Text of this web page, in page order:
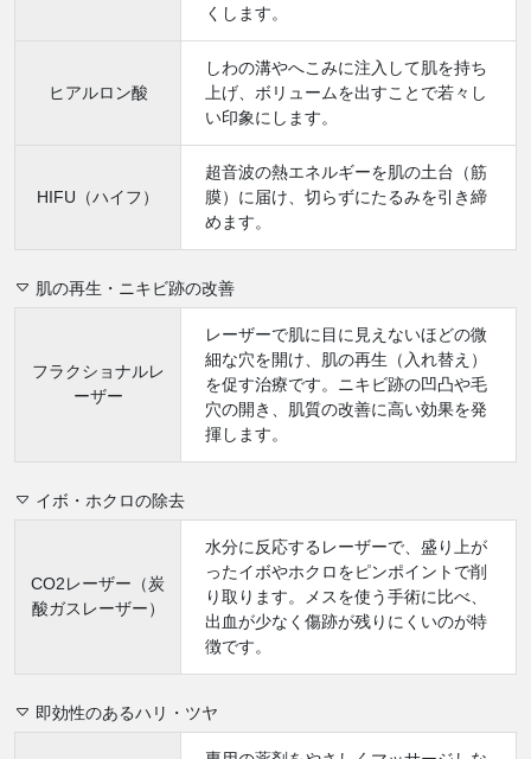
くします。
ヒアルロン酸
しわの溝やへこみに注入して肌を持ち
上げ、ボリュームを出すことで若々し
い印象にします。
HIFU（ハイフ）
超音波の熱エネルギーを肌の土台（筋
膜）に届け、切らずにたるみを引き締
めます。
肌の再生・ニキビ跡の改善
フラクショナルレ
ーザー
レーザーで肌に目に見えないほどの微
細な穴を開け、肌の再生（入れ替え）
を促す治療です。ニキビ跡の凹凸や毛
穴の開き、肌質の改善に高い効果を発
揮します。
イボ・ホクロの除去
CO2レーザー（炭
酸ガスレーザー）
水分に反応するレーザーで、盛り上が
ったイボやホクロをピンポイントで削
り取ります。メスを使う手術に比べ、
出血が少なく傷跡が残りにくいのが特
徴です。
即効性のあるハリ・ツヤ